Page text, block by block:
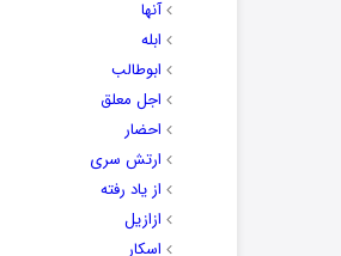
آنها
ابله
ابوطالب
اجل معلق
احضار
ارتش سری
از یاد رفته
ازازیل
اسکار